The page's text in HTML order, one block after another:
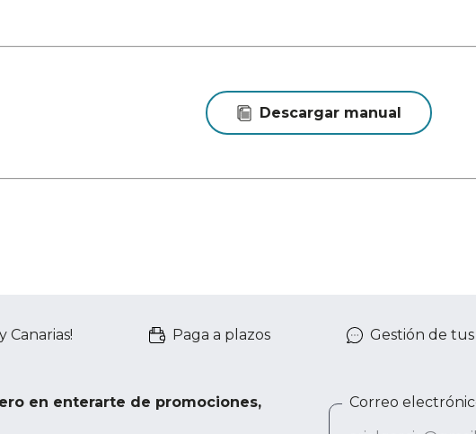
Descargar manual
Canarias! Paga a plazos Gestión de
en enterarte de promociones,
Correo